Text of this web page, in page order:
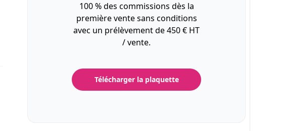
100 % des commissions dès la
première vente sans conditions
avec un prélèvement de 450 € HT
/ vente.
Télécharger la plaquette